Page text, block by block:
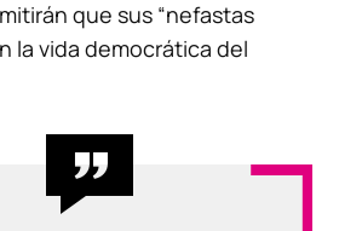
que sus “nefastas
la vida democrática del